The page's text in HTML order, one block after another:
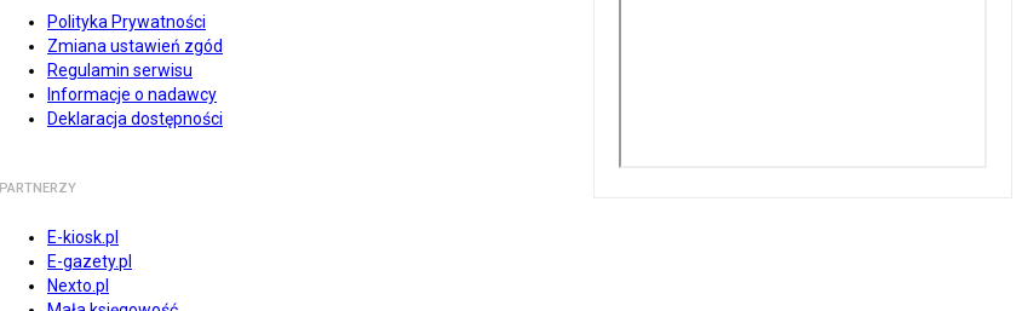
Polityka Prywatności
Zmiana ustawień zgód
Regulamin serwisu
Informacje o nadawcy
Deklaracja dostępności
PARTNERZY
E-kiosk.pl
E-gazety.pl
Nexto.pl